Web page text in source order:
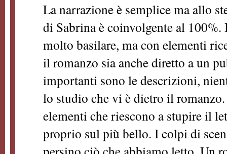
La narrazione è semplice ma allo
di Sabrina è coinvolgente al
molto basilare, ma con elementi
il romanzo sia anche diretto a un
importanti sono le descrizioni,
lo studio che vi è dietro il
elementi che riescono a stupire il
proprio sul più bello. I colpi di